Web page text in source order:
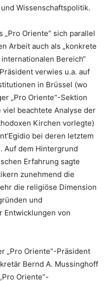
Wissenschaftspolitik.
„Pro Oriente“ sich parallel
Arbeit auch als „konkrete
Bereich“
verwies u.a. auf
in Brüssel (wo
„Pro Oriente“-Sektion
viel beachtete Analyse der
Kirchen vorlegte)
bei deren letztem
Auf dem Hintergrund
Erfahrung sagte
zunehmend die
die religiöse Dimension
und
Entwicklungen von
„Pro Oriente“-Präsident
Bernd A. Mussinghoff
Oriente“-